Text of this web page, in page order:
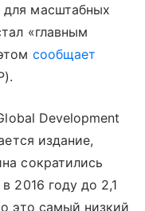
масштабных
«главным
сообщает
Development
издание,
сократились
2016 году до 2,1
это самый низкий